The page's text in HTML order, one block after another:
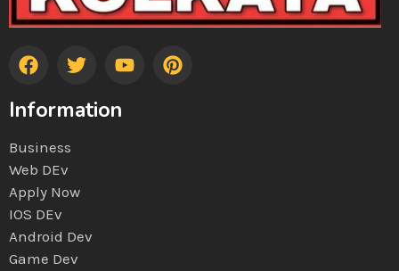
Information
Business
Web DEv
Apply Now
IOS DEv
Android Dev
Game Dev